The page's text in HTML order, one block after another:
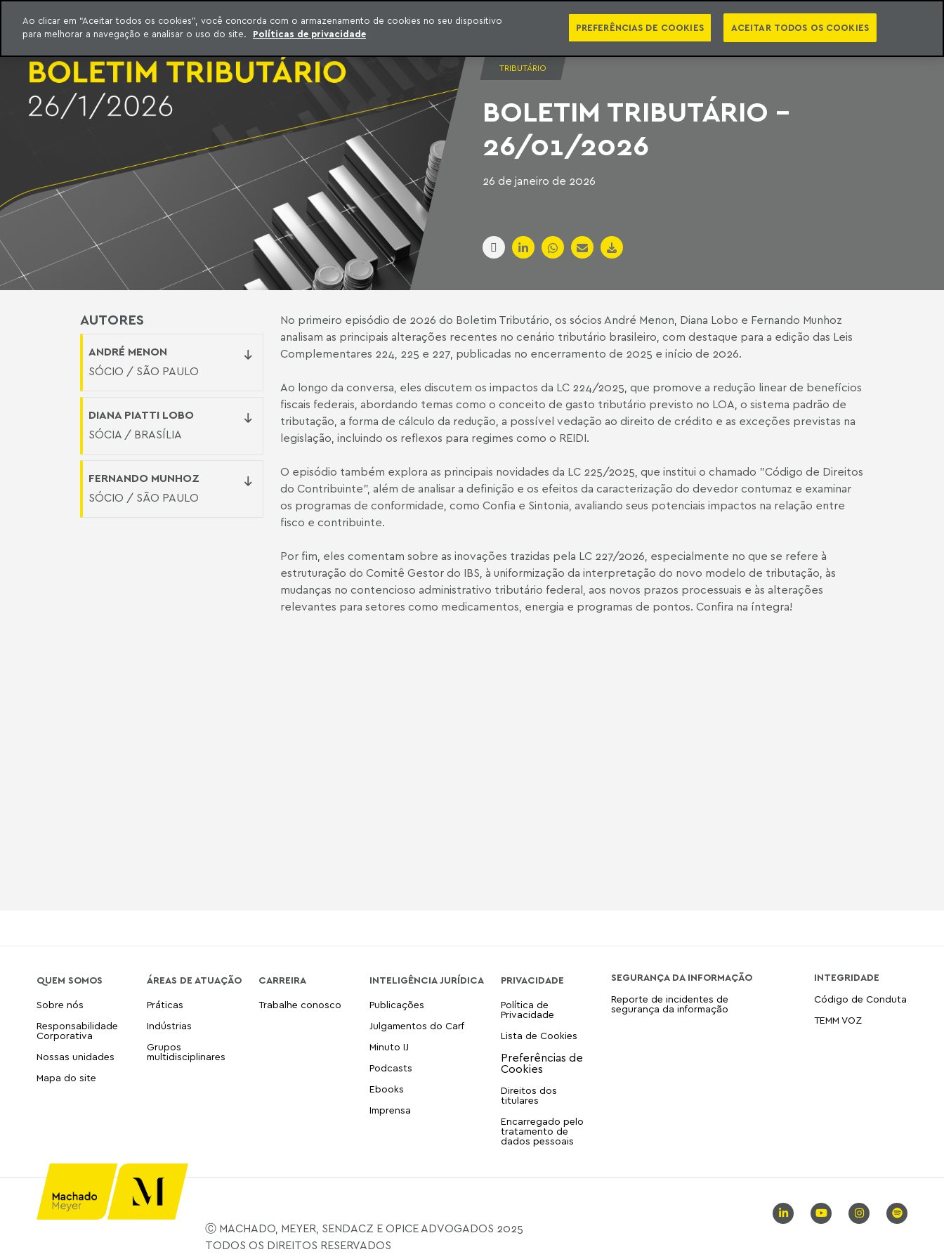
para o conteúdo
Machado Meyer
INTELIGÊNCIA JURÍDICA
CONTEÚDO EXCLUSIVO MACHADO MEYER ADVOGADOS
SÉRIES PUBLICAÇÕES EBOOKS PODCASTS NEWSLETTER VIDEOCASTS PT EN CATEGORIAS
TRIBUTÁRIO
BOLETIM TRIBUTÁRIO -
26/01/2026
26 de janeiro de 2026
AUTORES
ANDRÉ MENON
SÓCIO / SÃO PAULO
DIANA PIATTI LOBO
SÓCIA / BRASÍLIA
FERNANDO MUNHOZ
SÓCIO / SÃO PAULO
No primeiro episódio de 2026 do Boletim Tributário, os sócios André Menon, Diana Lobo e Fernando Munhoz
analisam as principais alterações recentes no cenário tributário brasileiro, com destaque para a edição das Leis
Complementares 224, 225 e 227, publicadas no encerramento de 2025 e início de 2026.
Ao longo da conversa, eles discutem os impactos da LC 224/2025, que promove a redução linear de benefícios
fiscais federais, abordando temas como o conceito de gasto tributário previsto no LOA, o sistema padrão de
tributação, a forma de cálculo da redução, a possível vedação ao direito de crédito e as exceções previstas na
legislação, incluindo os reflexos para regimes como o REIDI.
O episódio também explora as principais novidades da LC 225/2025, que institui o chamado "Código de Direitos
do Contribuinte", além de analisar a definição e os efeitos da caracterização do devedor contumaz e examinar
os programas de conformidade, como Confia e Sintonia, avaliando seus potenciais impactos na relação entre
fisco e contribuinte.
Por fim, eles comentam sobre as inovações trazidas pela LC 227/2026, especialmente no que se refere à
estruturação do Comitê Gestor do IBS, à uniformização da interpretação do novo modelo de tributação, às
mudanças no contencioso administrativo tributário federal, aos novos prazos processuais e às alterações
relevantes para setores como medicamentos, energia e programas de pontos. Confira na íntegra!
QUEM SOMOS
Sobre nós
Responsabilidade
Corporativa
Nossas unidades
Mapa do site
ÁREAS DE ATUAÇÃO
Práticas
Indústrias
Grupos
multidisciplinares
CARREIRA
Trabalhe conosco
INTELIGÊNCIA JURÍDICA
Publicações
Julgamentos do Carf
Minuto IJ
Podcasts
Ebooks
Imprensa
PRIVACIDADE
Política de
Privacidade
Lista de Cookies
Direitos dos
titulares
Encarregado pelo
tratamento de
dados pessoais
SEGURANÇA DA INFORMAÇÃO
Reporte de incidentes de
segurança da informação
INTEGRIDADE
Código de Conduta
TEMM VOZ
Ⓒ MACHADO, MEYER, SENDACZ E OPICE ADVOGADOS 2025
TODOS OS DIREITOS RESERVADOS
Ao clicar em “Aceitar todos os cookies”, você concorda com o armazenamento de cookies no seu dispositivo
para melhorar a navegação e analisar o uso do site.
Políticas de privacidade
PREFERÊNCIAS DE COOKIES ACEITAR TODOS OS COOKIES